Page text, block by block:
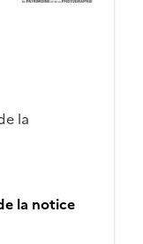
la
la notice